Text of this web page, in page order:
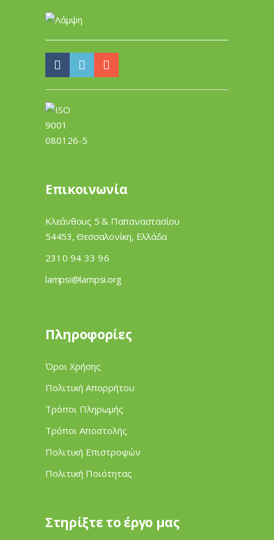
Επικοινωνία
Κλεάνθους 5 & Παπαναστασίου
54453, Θεσσαλονίκη, Ελλάδα
2310 94 33 96
lampsi@lampsi.org
Πληροφορίες
Όροι Χρήσης
Πολιτική Απορρήτου
Τρόποι Πληρωμής
Τρόποι Αποστολής
Πολιτική Επιστροφών
Πολιτική Ποιότητας
Στηρίξτε το έργο μας